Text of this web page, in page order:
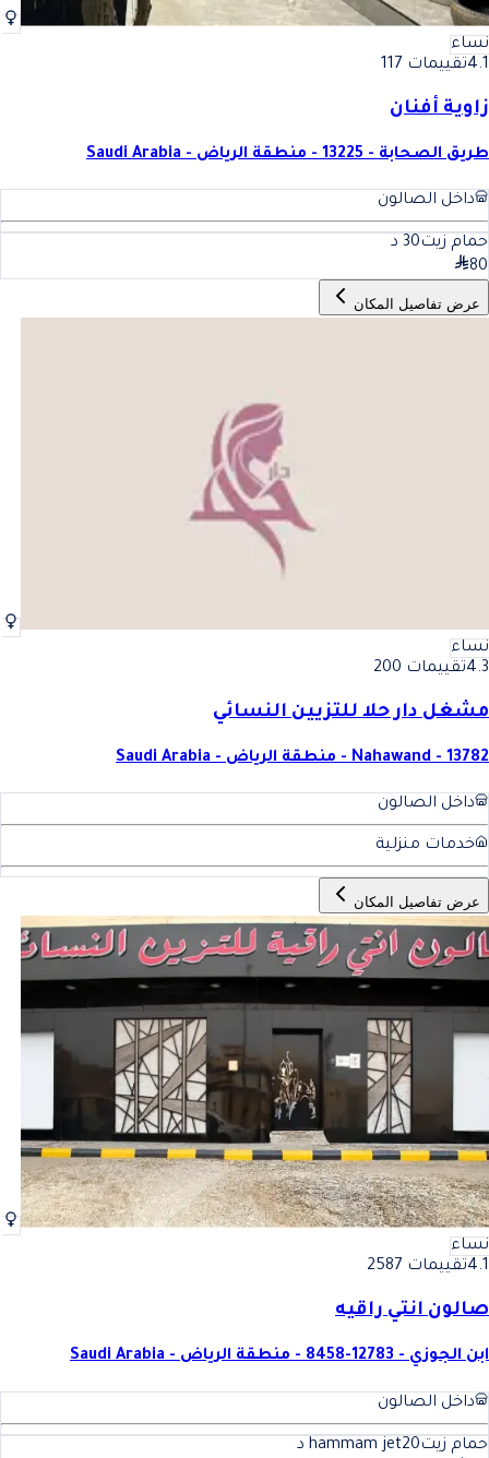
نساء
4.1تقييمات 117
زاوية أفنان
طريق الصحابة - 13225 - منطقة الرياض - Saudi Arabia
داخل الصالون
حمام زيت30 د
80
عرض تفاصيل المكان
نساء
4.3تقييمات 200
مشغل دار حلا للتزيين النسائي
Nahawand - 13782 - منطقة الرياض - Saudi Arabia
داخل الصالون
خدمات منزلية
عرض تفاصيل المكان
نساء
4.1تقييمات 2587
صالون انتي راقيه
ابن الجوزي - 12783-8458 - منطقة الرياض - Saudi Arabia
داخل الصالون
حمام زيتhammam jet20
د